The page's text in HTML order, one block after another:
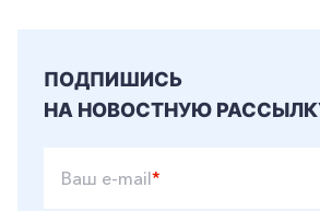
ПОДПИШИСЬ
НА НОВОСТНУЮ
Ваш e-mail*